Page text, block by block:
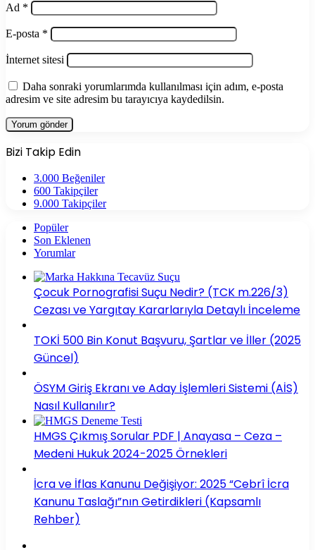
Ad *
E-posta *
İnternet sitesi
Daha sonraki yorumlarımda kullanılması için adım, e-posta
adresim ve site adresim bu tarayıcıya kaydedilsin.
Bizi Takip Edin
3.000 Beğeniler
600 Takipçiler
9.000 Takipçiler
Popüler
Son Eklenen
Yorumlar
Çocuk Pornografisi Suçu Nedir? (TCK m.226/3)
Cezası ve Yargıtay Kararlarıyla Detaylı İnceleme
TOKİ 500 Bin Konut Başvuru, Şartlar ve İller (2025
Güncel)
ÖSYM Giriş Ekranı ve Aday İşlemleri Sistemi (AİS)
Nasıl Kullanılır?
HMGS Çıkmış Sorular PDF | Anayasa – Ceza –
Medeni Hukuk 2024-2025 Örnekleri
İcra ve İflas Kanunu Değişiyor: 2025 “Cebrî İcra
Kanunu Taslağı”nın Getirdikleri (Kapsamlı
Rehber)